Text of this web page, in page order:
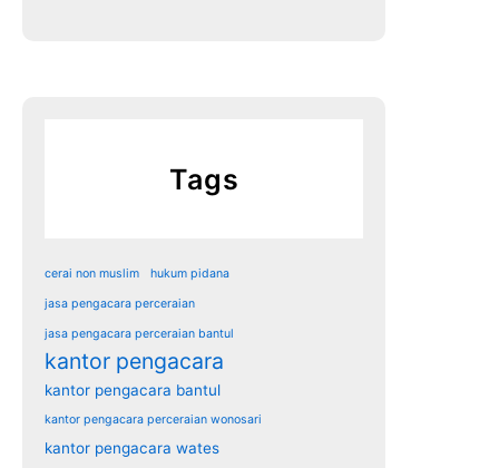
Tags
cerai non muslim hukum pidana
jasa pengacara perceraian
jasa pengacara perceraian bantul
kantor pengacara
kantor pengacara bantul
kantor pengacara perceraian wonosari
kantor pengacara wates